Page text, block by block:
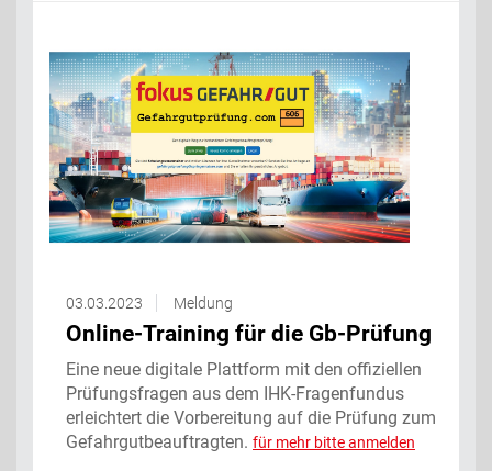
03.03.2023 Meldung
Online-Training für die Gb-Prüfung
Eine neue digitale Plattform mit den offiziellen
Prüfungsfragen aus dem IHK-Fragenfundus
erleichtert die Vorbereitung auf die Prüfung zum
Gefahrgutbeauftragten. für mehr bitte anmelden